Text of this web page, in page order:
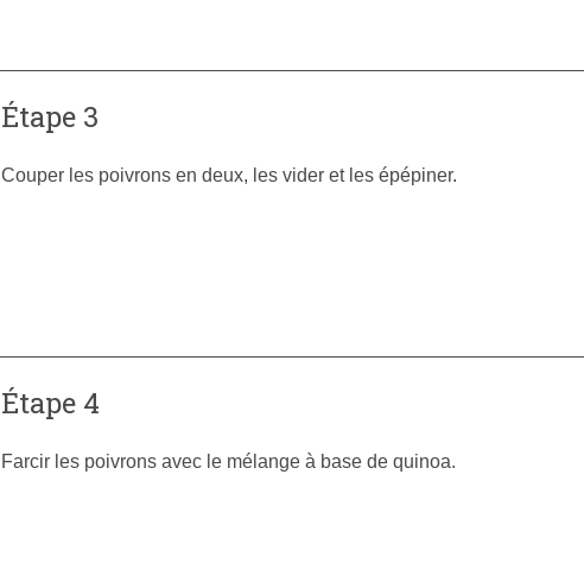
Étape 3
Couper les poivrons en deux, les vider et les épépiner.
Étape 4
Farcir les poivrons avec le mélange à base de quinoa.